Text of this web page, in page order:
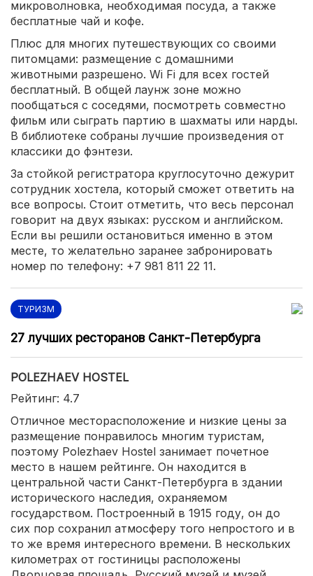
микроволновка, необходимая посуда, а также
бесплатные чай и кофе.
Плюс для многих путешествующих со своими
питомцами: размещение с домашними
животными разрешено. Wi Fi для всех гостей
бесплатный. В общей лаунж зоне можно
пообщаться с соседями, посмотреть совместно
фильм или сыграть партию в шахматы или нарды.
В библиотеке собраны лучшие произведения от
классики до фэнтези.
За стойкой регистратора круглосуточно дежурит
сотрудник хостела, который сможет ответить на
все вопросы. Стоит отметить, что весь персонал
говорит на двух языках: русском и английском.
Если вы решили остановиться именно в этом
месте, то желательно заранее забронировать
номер по телефону: +7 981 811 22 11.
ТУРИЗМ
27 лучших ресторанов Санкт-Петербурга
POLEZHAEV HOSTEL
Рейтинг: 4.7
Отличное месторасположение и низкие цены за
размещение понравилось многим туристам,
поэтому Polezhaev Hostel занимает почетное
место в нашем рейтинге. Он находится в
центральной части Санкт-Петербурга в здании
исторического наследия, охраняемом
государством. Построенный в 1915 году, он до
сих пор сохранил атмосферу того непростого и в
то же время интересного времени. В нескольких
километрах от гостиницы расположены